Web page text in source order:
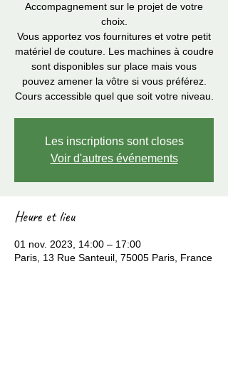
Accompagnement sur le projet de votre
choix.
Vous apportez vos fournitures et votre petit
matériel de couture. Les machines à coudre
sont disponibles sur place mais vous
pouvez amener la vôtre si vous préférez.
Cours accessible quel que soit votre niveau.
Les inscriptions sont closes
Voir d'autres événements
Heure et lieu
01 nov. 2023, 14:00 – 17:00
Paris, 13 Rue Santeuil, 75005 Paris, France